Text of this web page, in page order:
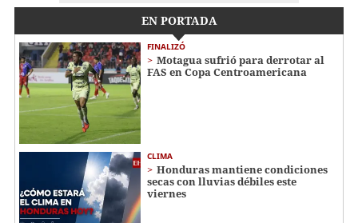
EN PORTADA
FINALIZÓ
Motagua sufrió para derrotar al
FAS en Copa Centroamericana
CLIMA
Honduras mantiene condiciones
secas con lluvias débiles este
viernes